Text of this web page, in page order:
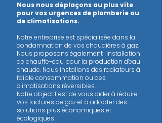
Nous nous déplaçons au plus vite
pour vos urgences de plomberie ou
de climatisations.
Notre entreprise est spécialisée dans la
condamnation de vos chaudières à gaz.
Nous proposons également l'installation
de chauffe-eau pour la production d'eau
chaude. Nous installons des radiateurs à
faible consommation ou des
climatisations réversibles.
Notre objectif est de vous aider à réduire
vos factures de gaz et à adopter des
solutions plus économiques et
écologiques.